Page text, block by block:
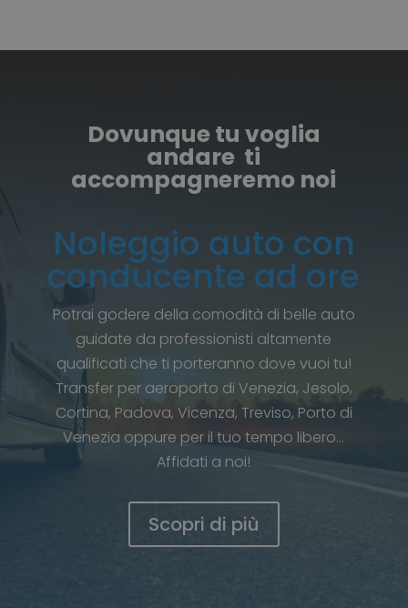
Dovunque tu voglia
andare ti
accompagneremo noi
Noleggio auto con
conducente ad ore
Potrai godere della comodità di belle auto
guidate da professionisti altamente
qualificati che ti porteranno dove vuoi tu!
Transfer per aeroporto di Venezia, Jesolo,
Cortina, Padova, Vicenza, Treviso, Porto di
Venezia oppure per il tuo tempo libero…
Affidati a noi!
Scopri di più